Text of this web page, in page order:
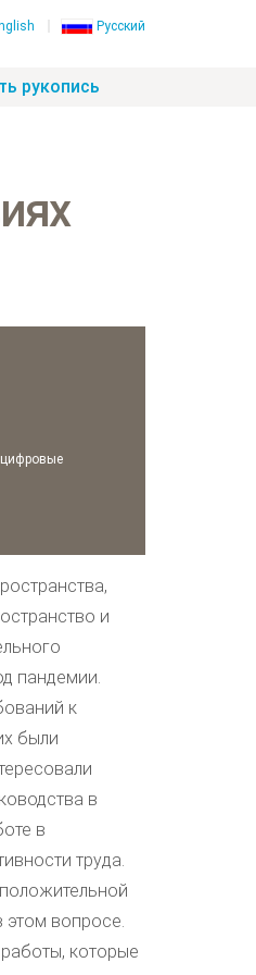
Русский
рукопись
цифровые
и
пандемии.
к
были
в
в
труда.
этом вопросе.
которые